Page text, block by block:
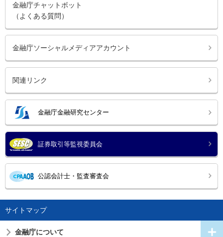
金融庁チャットボット
（よくある質問）
金融庁ソーシャルメディアアカウント
関連リンク
金融庁金融研究センター
証券取引等監視委員会
公認会計士・監査審査会
サイトマップ
金融庁について